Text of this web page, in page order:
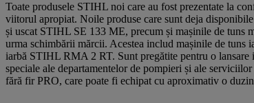
Toate produsele STIHL noi care au fost prezentate la
viitorul apropiat. Noile produse care sunt deja
și uscat STIHL SE 133 ME, precum și mașinile de tuns
urma schimbării mărcii. Acestea includ mașinile de
iarbă STIHL RMA 2 RT. Sunt pregătite pentru o
speciale ale departamentelor de pompieri și ale
fără fir PRO, care poate fi echipat cu aproximativ o